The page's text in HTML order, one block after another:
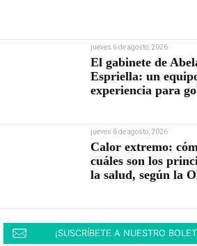
jueves 6 de agosto, 2026
El gabinete de
Espriella: un
experiencia para
jueves 6 de agosto, 2026
Calor extremo:
cuáles son los
la salud, según la
¡SUSCRÍBETE A NUESTRO